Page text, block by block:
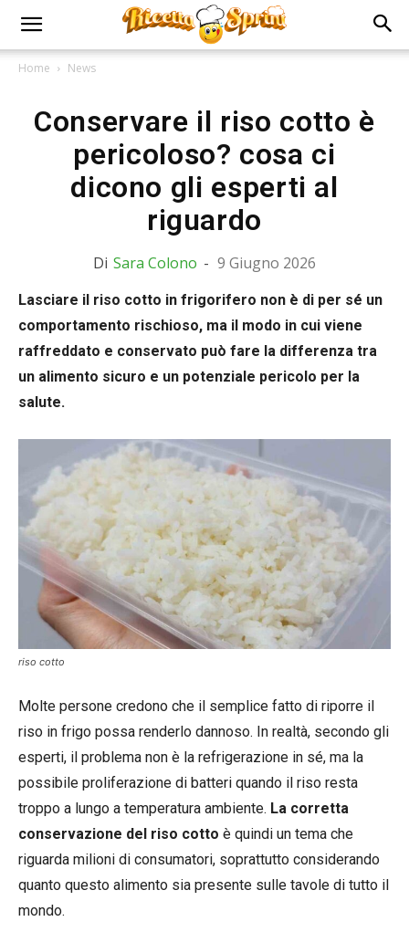
Home News
Conservare il riso cotto è
pericoloso? cosa ci
dicono gli esperti al
riguardo
Di Sara Colono - 9 Giugno 2026
Lasciare il riso cotto in frigorifero non è di per sé un
comportamento rischioso, ma il modo in cui viene
raffreddato e conservato può fare la differenza tra
un alimento sicuro e un potenziale pericolo per la
salute.
riso cotto
Molte persone credono che il semplice fatto di riporre il
riso in frigo possa renderlo dannoso. In realtà, secondo gli
esperti, il problema non è la refrigerazione in sé, ma la
possibile proliferazione di batteri quando il riso resta
troppo a lungo a temperatura ambiente. La corretta
conservazione del riso cotto è quindi un tema che
riguarda milioni di consumatori, soprattutto considerando
quanto questo alimento sia presente sulle tavole di tutto il
mondo.